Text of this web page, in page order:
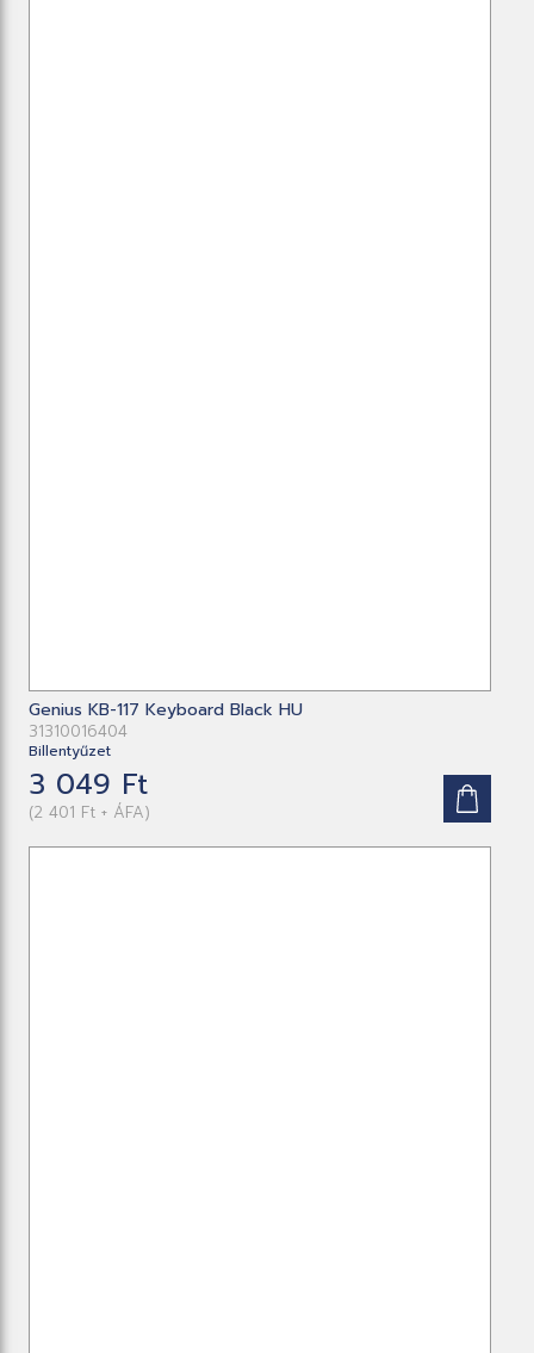
Genius KB-117 Keyboard Black HU
31310016404
Billentyűzet
3 049 Ft
(2 401 Ft + ÁFA)